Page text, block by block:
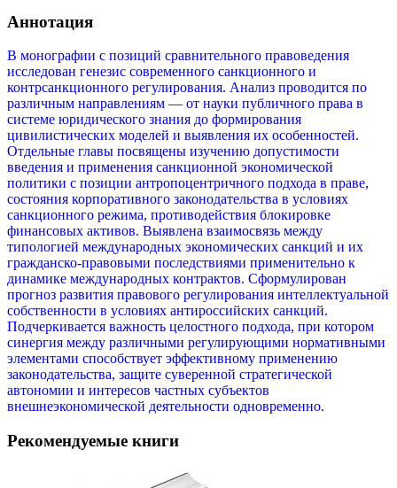
Аннотация
В монографии с позиций сравнительного правоведения
исследован генезис современного санкционного и
контрсанкционного регулирования. Анализ проводится по
различным направлениям — от науки публичного права в
системе юридического знания до формирования
цивилистических моделей и выявления их особенностей.
Отдельные главы посвящены изучению допустимости
введения и применения санкционной экономической
политики с позиции антропоцентричного подхода в праве,
состояния корпоративного законодательства в условиях
санкционного режима, противодействия блокировке
финансовых активов. Выявлена взаимосвязь между
типологией международных экономических санкций и их
гражданско-правовыми последствиями применительно к
динамике международных контрактов. Сформулирован
прогноз развития правового регулирования интеллектуальной
собственности в условиях антироссийских санкций.
Подчеркивается важность целостного подхода, при котором
синергия между различными регулирующими нормативными
элементами способствует эффективному применению
законодательства, защите суверенной стратегической
автономии и интересов частных субъектов
внешнеэкономической деятельности одновременно.
Рекомендуемые книги